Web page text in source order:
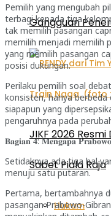
Gangguan
JIKF 2026
Sabet Piala Raja
Hukum
Pemilih yang mengubah
terbagi kepada tiga
tak memilih pasangan
memilih menjadi memilih
yang memilih pasangan
posisi dukungan.
Perilaku pemilih soal
konsisten, hanya
siapapun yang
pengaruhnya pada
𝐁𝐚𝐠𝐢𝐚𝐧 𝟒: 𝐌𝐞𝐧𝐠𝐚𝐩𝐚
Setidaknya ada tiga hal
menuju satu putaran.
Pertama, bertambahnya
pasangan Prabowo-